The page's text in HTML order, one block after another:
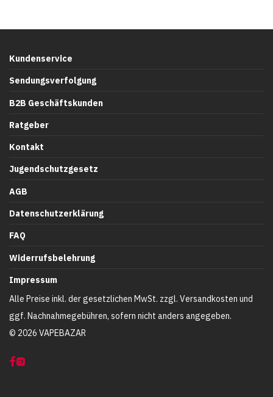
Kundenservice
Sendungsverfolgung
B2B Geschäftskunden
Ratgeber
Kontakt
Jugendschutzgesetz
AGB
Datenschutzerklärung
FAQ
Widerrufsbelehrung
Impressum
© 2026 VAPEBAZAR
Alle Preise inkl. der gesetzlichen MwSt. zzgl. Versandkosten und
ggf. Nachnahmegebühren, sofern nicht anders angegeben.